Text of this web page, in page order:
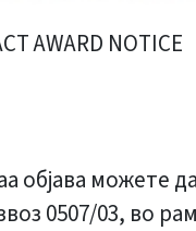
AWARD NOTICE
објава можете
0507/03, во